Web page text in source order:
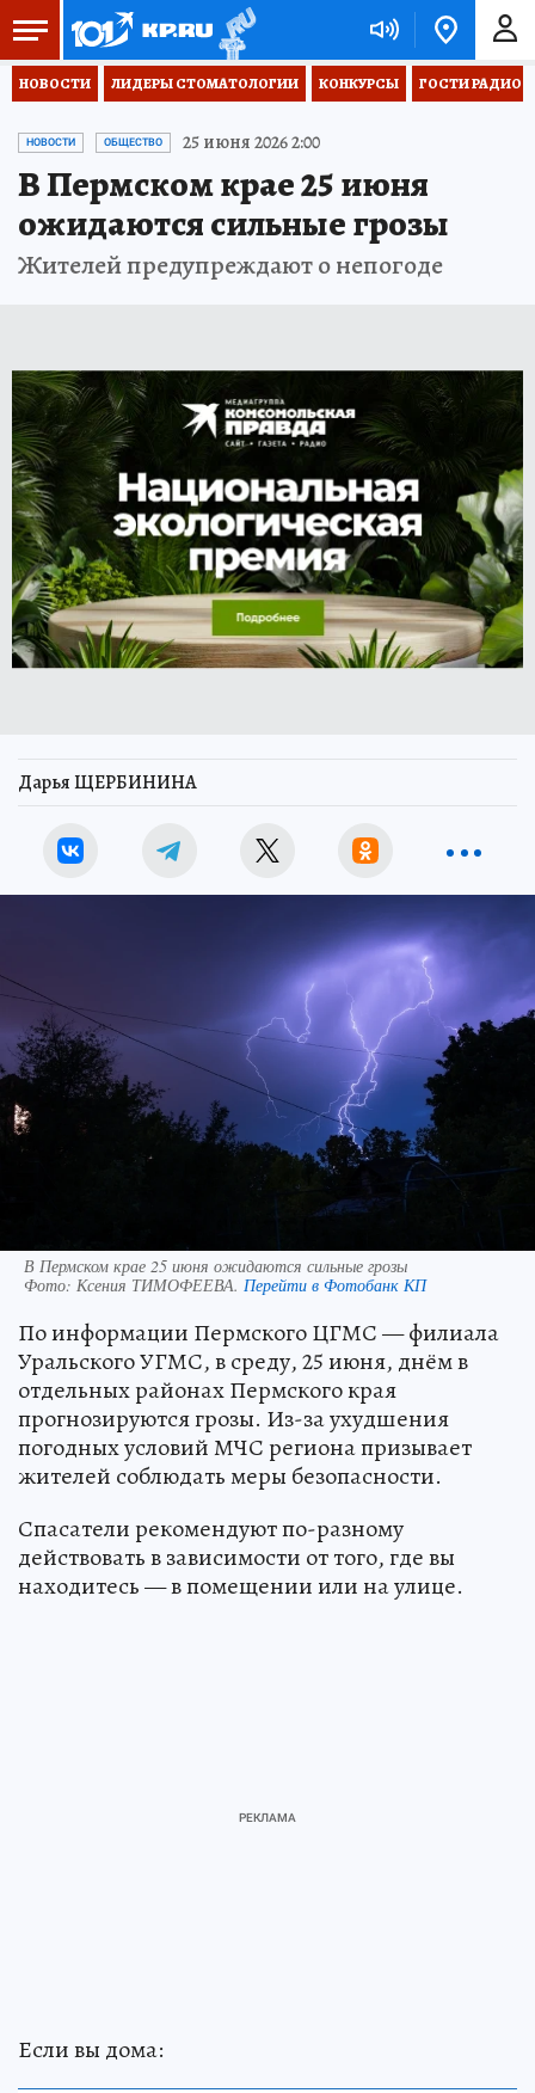
НОВОСТИ ЛИДЕРЫ СТОМАТОЛОГИИ КОНКУРСЫ ГОСТИ РАДИО
НОВОСТИ ОБЩЕСТВО 25 июня 2026 2:00
В Пермском крае 25 июня
ожидаются сильные грозы
Жителей предупреждают о непогоде
Дарья ЩЕРБИНИНА
В Пермском крае 25 июня ожидаются сильные грозы
Фото: Ксения ТИМОФЕЕВА. Перейти в Фотобанк КП
По информации Пермского ЦГМС — филиала
Уральского УГМС, в среду, 25 июня, днём в
отдельных районах Пермского края
прогнозируются грозы. Из-за ухудшения
погодных условий МЧС региона призывает
жителей соблюдать меры безопасности.
Спасатели рекомендуют по-разному
действовать в зависимости от того, где вы
находитесь — в помещении или на улице.
Если вы дома: